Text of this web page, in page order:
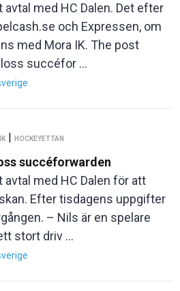
med HC Dalen. Det efter
och Expressen, om
med Mora IK. The post
succéfor ...
| HOCKEYETTAN
succéforwarden
med HC Dalen för att
Efter tisdagens uppgifter
– Nils är en spelare
stort driv ...